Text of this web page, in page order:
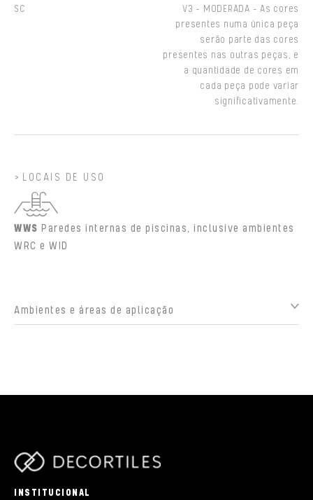
SC
V3 - MODERADA - As cores
presentes numa única peça
serão parte das cores
presentes nas outras peças, e
a quantidade de cores em
cada peça pode variar
significativamente.
LOCAIS DE USO
WWS Paredes internas de piscinas, inclusive ambientes
WRC e WID
Ambientes e áreas de aplicação
INSTITUCIONAL